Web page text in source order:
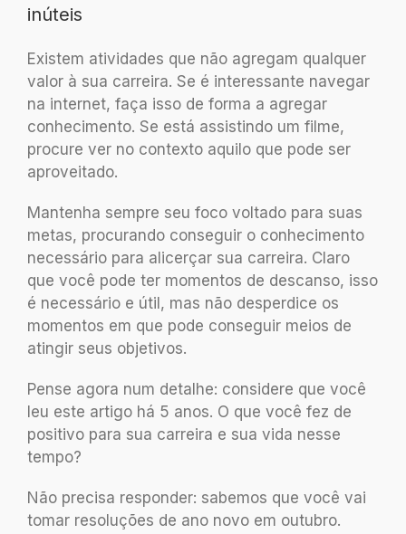
inúteis
Existem atividades que não agregam qualquer
valor à sua carreira. Se é interessante navegar
na internet, faça isso de forma a agregar
conhecimento. Se está assistindo um filme,
procure ver no contexto aquilo que pode ser
aproveitado.
Mantenha sempre seu foco voltado para suas
metas, procurando conseguir o conhecimento
necessário para alicerçar sua carreira. Claro
que você pode ter momentos de descanso, isso
é necessário e útil, mas não desperdice os
momentos em que pode conseguir meios de
atingir seus objetivos.
Pense agora num detalhe: considere que você
leu este artigo há 5 anos. O que você fez de
positivo para sua carreira e sua vida nesse
tempo?
Não precisa responder: sabemos que você vai
tomar resoluções de ano novo em outubro.